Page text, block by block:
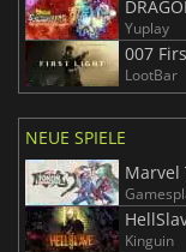
Yuplay
007
LootBar
NEUE SPIELE
Marvel
Kinguin